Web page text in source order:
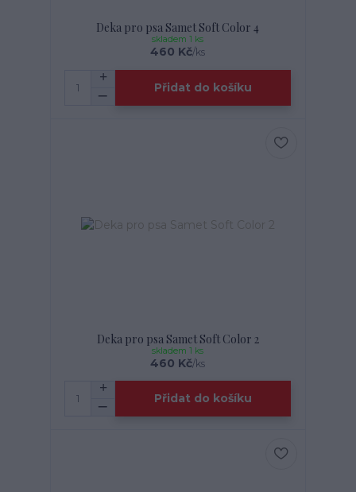
Deka pro psa Samet Soft Color 4
460 Kč/ks
skladem 1 ks
Přidat do košíku
Deka pro psa Samet Soft Color 2
460 Kč/ks
skladem 1 ks
Přidat do košíku